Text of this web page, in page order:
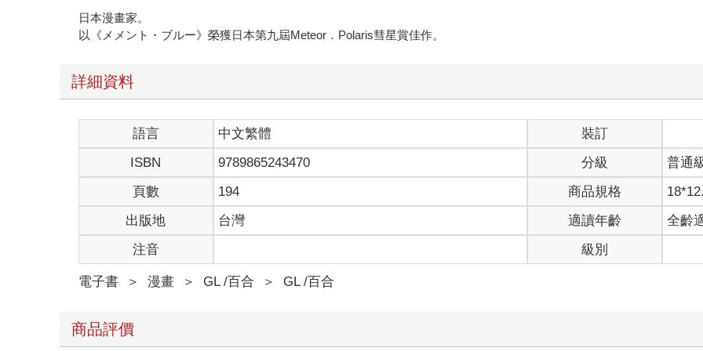
日本漫畫家。
以《メメント・ブルー》榮獲日本第九屆Meteor．Polaris彗星賞佳作。
詳細資料
語言 中文繁體
裝訂
ISBN
9789865243470 分級
普通
頁數
194 商品規格
出版地
台灣 適讀年齡
全齡
注音
級別
電子書 ＞ 漫畫 ＞ GL /百合 ＞ GL /百合
商品評價